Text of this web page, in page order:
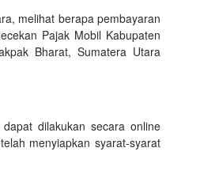
melihat berapa pembayaran
Pajak Mobil Kabupaten
Bharat, Sumatera Utara
dilakukan secara online
menyiapkan syarat-syarat